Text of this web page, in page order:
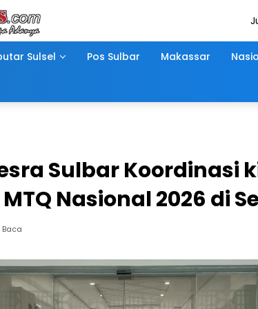
Sulsel Pos Sulbar Makassar
Sulbar Koordinasi
Nasional 2026 di
Baca